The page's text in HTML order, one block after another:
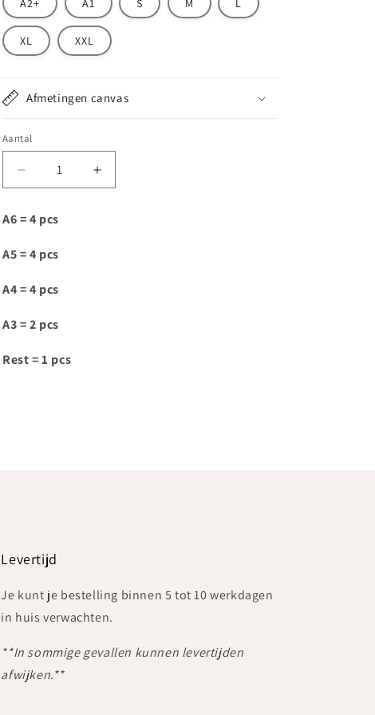
A2+ A1 S M L
XL XXL
Afmetingen canvas
Aantal
Aantal
verlagen
D141
Aantal
verhogen
A6 = 4 pcs
A5 = 4 pcs
A4 = 4 pcs
A3 = 2 pcs
Rest = 1 pcs
Levertijd
Je kunt je bestelling binnen 5 tot 10 werkdagen
in huis verwachten.
**In sommige gevallen kunnen levertijden
afwijken.**